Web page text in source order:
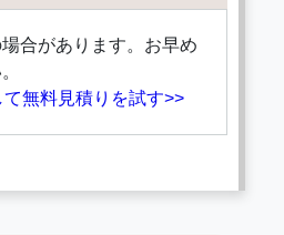
合があります。お早め
無料見積りを試す>>